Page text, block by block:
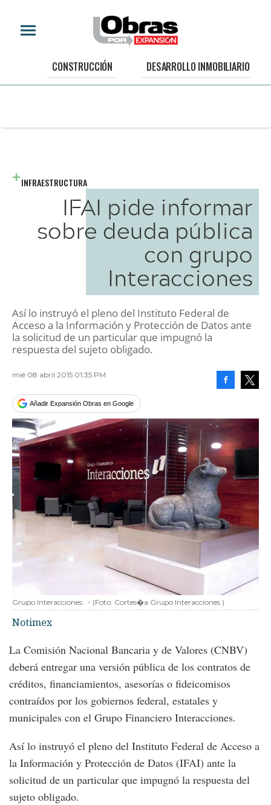
CONSTRUCCIÓN DESARROLLO INMOBILIARIO
INFRAESTRUCTURA
IFAI pide informar
sobre deuda pública
con grupo
Interacciones
Así lo instruyó el pleno del Instituto Federal de
Acceso a la Información y Protección de Datos ante
la solicitud de un particular que impugnó la
respuesta del sujeto obligado.
mié 08 abril 2015 01:35 PM
Añadir Expansión Obras en Google
Grupo Interacciones - (Foto: Cortes�a Grupo Interacciones )
Notimex
La Comisión Nacional Bancaria y de Valores (CNBV)
deberá entregar una versión pública de los contratos de
créditos, financiamientos, asesorías o fideicomisos
contraídos por los gobiernos federal, estatales y
municipales con el Grupo Financiero Interacciones.
Así lo instruyó el pleno del Instituto Federal de Acceso a
la Información y Protección de Datos (IFAI) ante la
solicitud de un particular que impugnó la respuesta del
sujeto obligado.